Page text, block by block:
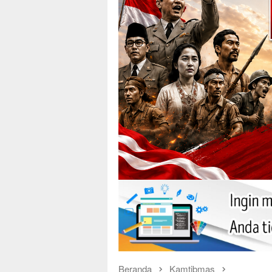
Beranda Kamtibmas